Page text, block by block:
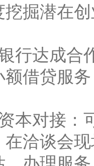
挖掘潜在
行达成合
借贷服
本对接：
洽谈会